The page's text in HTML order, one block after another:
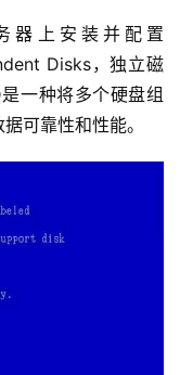
器上安装并配置
Disks，独立磁
一种将多个硬盘组
可靠性和性能。